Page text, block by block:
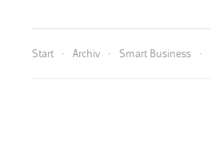
Start Archiv Smart Business